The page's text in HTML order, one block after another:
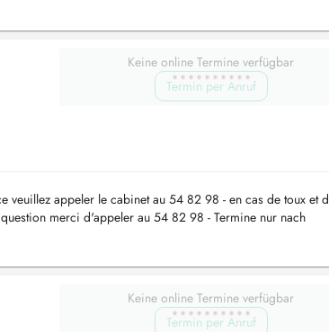
Keine online Termine verfügbar
Termin per Anruf
veuillez appeler le cabinet au 54 82 98 - en cas de toux et
merci d'appeler au 54 82 98 - Termine nur nach
Keine online Termine verfügbar
Termin per Anruf